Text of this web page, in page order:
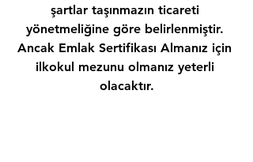
şartlar taşınmazın ticareti
yönetmeliğine göre belirlenmiştir.
Ancak Emlak Sertifikası Almanız için
ilkokul mezunu olmanız yeterli
olacaktır.